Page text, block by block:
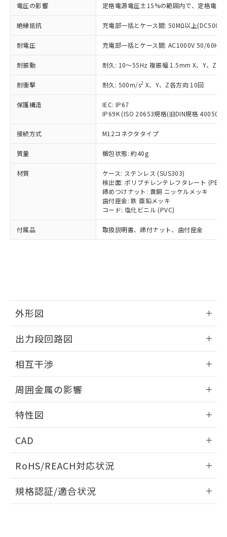
電圧の影響 定格電源電圧±15%の範囲内で、定格電
絶縁抵抗 充電部一括とケース間: 50MΩ以上(DC500V
耐電圧 充電部一括とケース間: AC1000V 50/60Hz
耐振動 耐久: 10～55Hz 複振幅 1.5mm X、Y、Z各
耐衝撃 耐久: 500m/s2 X、Y、Z各方向 10回
保護構造
IEC: IP67
IP69K (ISO 20653規格(旧DIN規格 40050
接続方式 M12コネクタタイプ
質量 梱包状態: 約40g
材質
ケース: ステンレス (SUS303)
検出面: ポリブチレンテレフタレート (PBT)
締めつけナット: 黄銅 ニッケルメッキ
歯付座金: 鉄 亜鉛メッキ
コード: 塩化ビニル (PVC)
付属品 取扱説明書、締付ナット、歯付座金
外形図
外形図
出力段回路図
出力段回路図
相互干渉
相互干渉
A: 80mm以上、B: 60mm以上
周囲金属の影響
周囲金属の影響
特性図
検出物体の大きさと材質による影響
CAD
ドすることができます。
ログイン/会員登録
RoHS/REACH対応状況
EU RoHS 注意事項・凡例
規格認証/適合状況
ことをご了承ください。
在庫状況および標準価格照会結果は、
記載している更新日時点での社内デー
タに基づき作成されるものであり、閲
覧された時点での実際の在庫および標
準価格とは異なる場合があることをご
了承ください。
正式な納期状況および標準価格はお客
様のお取引先、またはお客様担当のオ
ムロン制御機器販売店・当社販売員に
ご相談ください。
オムロン制御機器販売店や当社販売拠
販売ネットワーク
」をご確認
在庫状況および標準価格結果を当社の
事前の承諾なく第三者に漏洩または開
示しないようお願いします。
マイパーツ機能（部品リスト作成サー
ビス）をご利用いただくには、I-Web
メンバーズにご登録されている必要が
お客様が当ウェブサイト上で当社にご
登録された部品リストについて、当社
指します。
*EU RoHS指令（10物質）：
鉛(Pb) 1000ppm以下、 水銀(Hg) 1000ppm以下、 カド
ミウム(Cd) 100ppm以下、
六価クロム(Cr(Ⅵ)) 1000ppm以下、ポリ臭化ビフェニル
類(PBB) 1000ppm以下、ポリ臭化ジフェニルエーテル類
ル) (DEHP)(別名：DOP) 1000ppm以下、フタル酸ブチ
ルベンジル（BBP） 1000ppm以下、フタル酸ジブチル
（DBP） 1000ppm以下、フタル酸ジイソブチル
(DIBP) 1000ppm以下
但し、RoHS指令で産業用監視および制御機器に対する
フタル酸エステル類の４物質については閾値を超える意
図的な使用がないことを確認しています。
※2 対応予定月
部品在庫の切り替え状況などにより、予定
月が前後することがあります。
※3 非含有証明書ダウンロード
51物質の非含有証明書（当社基準）
※本証明書は発行日時点で非含有を証明す
ものではありません。
また、RoHS指令のフタル酸エステル類４
物質の対応では、対応完了までの期間は出
荷製品に未対応品が混在することから備考
欄に対応日を記載しておりました。
既に当社にて対応品への在庫切替を完了
す。
「－」：未確認です。当社販売部門へお問
い合わせください。
*中国RoHS10物質の基準値 (GB/T26572)：
Pb(鉛) :1000ppm、 Hg(水銀) : 1000ppm、 Cd(カドミウ
Cr(Ⅵ)(六価クロム) : 1000ppm、 PBBs(ポリ臭化ビフェ
ニル類) : 1000ppm、 PBDEs(ポリ臭化ジフェニルエーテ
DBP(フタル酸ジブチル) : 1000ppm、 DIBP(フタル酸ジ
イソブチル) : 1000ppm、 BBP(フタル酸ブチルベンジ
ル) : 1000ppm、
DEHP(フタル酸ビス(2-エチルヘキシル)) : 1000ppm
※2 環境保護使用期限
「ｅ」：有害物質（10物質）のすべてが基
準値以下であることを示します。
「10」：通常の使用状況下において有害物
質が外部に漏えいし、環境に深刻な影響を
及ぼさない年数を意味します。
「－」：未確認です。当社販売部門へお問
い合わせください。
当社は、これら貴社製品のうち、外国
為替および外国貿易法に定める商品
（以下｢規制貨物等」という）を輸出
または国外への提供する場合は、日本
国政府の輸出許可(または役務取引許
可)を取得するなどの必要な手続きを
当社は規制貨物を破棄する場合は、完
全に破砕するなど、違法に輸出されな
当社は貴社製品を、核兵器、ミサイ
ル、化学兵器、生物兵器またはその他
武器並びにこれらの製造装置等に一切
使用いたしません。
当社は、貴社製品を第三者に販売する
場合は、上記1、2および3の内容を当
該第三者に通知します。また当社は、
販売先および販売に係わる関係者が違
法に輸出するおそれがある場合は、取
り引きをいたしません。
一定数以上の在庫あり
一定数には満たないが在庫あり
在庫なし(最新の在庫状況につ
いては、お客様のお取引先、ま
たはお客様担当のオムロン制御
機器販売店・当社販売員にご確
認ください)
受注生産機種、また在庫状況の
情報を公開していない機種